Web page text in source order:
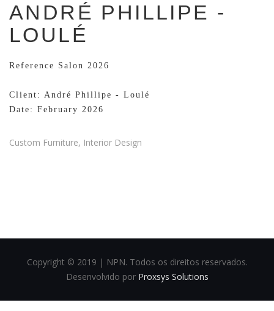
ANDRÉ PHILLIPE -
LOULÉ
Reference Salon 2026
Client: André Phillipe - Loulé
Date: February 2026
Custom Furniture, Interior Design
Copyright © 2019 | NPN. Todos os direitos reservados.
Desenvolvido por Proxsys Solutions